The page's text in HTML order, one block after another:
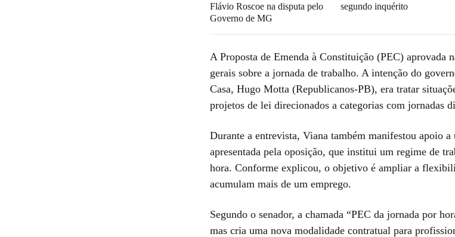
Flávio Roscoe na disputa pelo
Governo de MG
segundo inquérito
A Proposta de Emenda à Constituição (PEC) aprovada
gerais sobre a jornada de trabalho. A intenção do
Casa, Hugo Motta (Republicanos-PB), era tratar
projetos de lei direcionados a categorias com jornadas
Durante a entrevista, Viana também manifestou apoio a
apresentada pela oposição, que institui um regime de
hora. Conforme explicou, o objetivo é ampliar a
acumulam mais de um emprego.
Segundo o senador, a chamada “PEC da jornada por
mas cria uma nova modalidade contratual para